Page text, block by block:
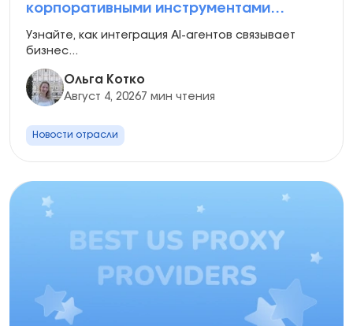
корпоративными инструментами
рабочих процессов
Узнайте, как интеграция AI-агентов связывает
бизнес...
Ольга Котко
Август 4, 20267 мин чтения
Новости отрасли